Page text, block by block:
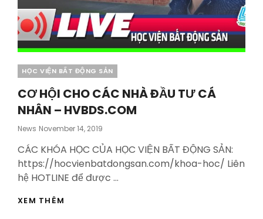
Categories
HỌC VIỆN BẤT ĐỘNG SẢN
CƠ HỘI CHO CÁC NHÀ ĐẦU TƯ CÁ
NHÂN – HVBDS.COM
News Posted
November 14, 2019
CÁC KHÓA HỌC CỦA HỌC VIỆN BẤT ĐỘNG SẢN:
https://hocvienbatdongsan.com/khoa-hoc/ Liên
hệ HOTLINE để được …
XEM THÊM